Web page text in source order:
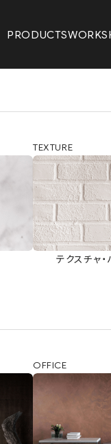
PRODUCTSWORKS
TEXTURE
テクスチャ
OFFICE